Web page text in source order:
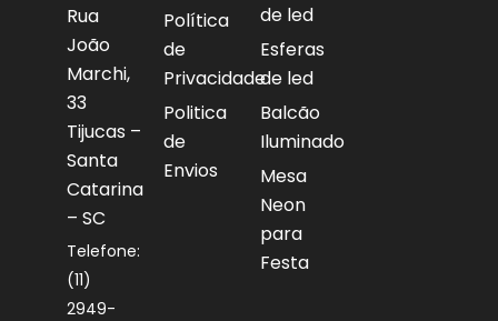
Rua
João
Marchi,
33
Tijucas –
Santa
Catarina
– SC
Telefone:
(11)
2949-
Política
de
Privacidade
Politica
de
Envios
de led
Esferas
de led
Balcão
Iluminado
Mesa
Neon
para
Festa